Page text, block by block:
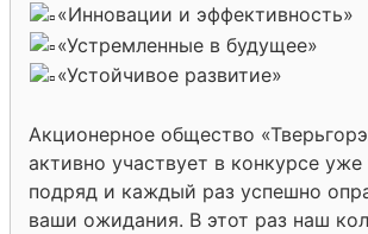
«Инновации и эффективность»
«Устремленные в будущее»
«Устойчивое развитие»
Акционерное общество
активно участвует в конкурсе
подряд и каждый раз успешно
ваши ожидания. В этот раз наш